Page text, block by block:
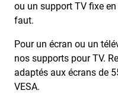
ou un support TV fixe
faut.
Pour un écran ou un
nos supports pour TV.
adaptés aux écrans de
VESA.